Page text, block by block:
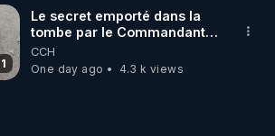
DU MAGAZINE
anciens numéros que vous avez
Le secret emporté dans la
tombe par le Commandant
Cousteau le 25 juin 1997
CCH
One day ago
4.3 k views